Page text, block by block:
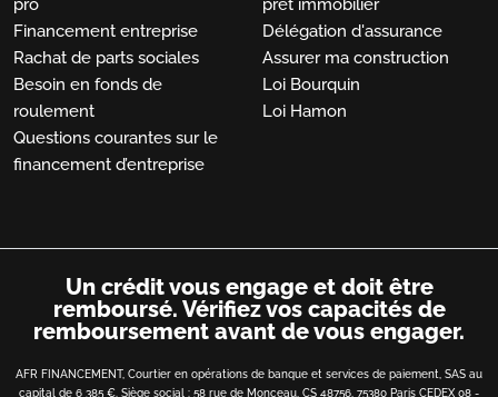
pro
Financement entreprise
Rachat de parts sociales
Besoin en fonds de
roulement
Questions courantes sur le
financement d’entreprise
prêt immobilier
Délégation d'assurance
Assurer ma construction
Loi Bourquin
Loi Hamon
Un crédit vous engage et doit être
remboursé. Vérifiez vos capacités de
remboursement avant de vous engager.
AFR FINANCEMENT, Courtier en opérations de banque et services de paiement, SAS au
capital de 6 385 €. Siège social : 58 rue de Monceau, CS 48756, 75380 Paris CEDEX 08 -